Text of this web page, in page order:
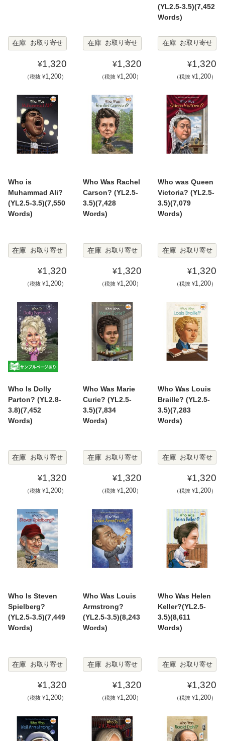
在庫 お取り寄せ
¥1,320
（税抜 ¥1,200）
在庫 お取り寄せ
¥1,320
（税抜 ¥1,200）
(YL2.5-3.5)(7,452
Words)
在庫 お取り寄せ
¥1,320
（税抜 ¥1,200）
Who is
Muhammad Ali?
(YL2.5-3.5)(7,550
Words)
在庫 お取り寄せ
¥1,320
（税抜 ¥1,200）
Who Was Rachel
Carson? (YL2.5-
3.5)(7,428
Words)
在庫 お取り寄せ
¥1,320
（税抜 ¥1,200）
Who was Queen
Victoria? (YL2.5-
3.5)(7,079
Words)
在庫 お取り寄せ
¥1,320
（税抜 ¥1,200）
Who Is Dolly
Parton? (YL2.8-
3.8)(7,452
Words)
在庫 お取り寄せ
¥1,320
（税抜 ¥1,200）
Who Was Marie
Curie? (YL2.5-
3.5)(7,834
Words)
在庫 お取り寄せ
¥1,320
（税抜 ¥1,200）
Who Was Louis
Braille? (YL2.5-
3.5)(7,283
Words)
在庫 お取り寄せ
¥1,320
（税抜 ¥1,200）
Who Is Steven
Spielberg?
(YL2.5-3.5)(7,449
Words)
在庫 お取り寄せ
¥1,320
（税抜 ¥1,200）
Who Was Louis
Armstrong?
(YL2.5-3.5)(8,243
Words)
在庫 お取り寄せ
¥1,320
（税抜 ¥1,200）
Who Was Helen
Keller?(YL2.5-
3.5)(8,611
Words)
在庫 お取り寄せ
¥1,320
（税抜 ¥1,200）